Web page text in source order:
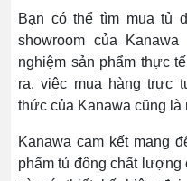
Bạn có thể tìm mua tủ
showroom của
nghiệm sản phẩm thực
ra, việc mua hàng trực
thức của Kanawa cũng
Kanawa cam kết mang
phẩm tủ đông chất lượng